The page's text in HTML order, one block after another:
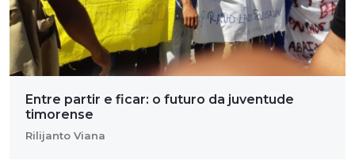
Entre partir e ficar: o futuro da juventude
timorense
Rilijanto Viana